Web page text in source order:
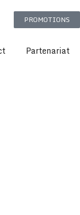
PROMOTIONS
Partenariat